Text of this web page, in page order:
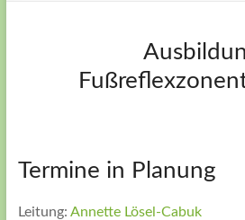
Termine in Planung
Leitung: Annette Lösel-Cabuk